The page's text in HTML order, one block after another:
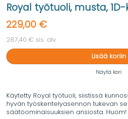
Royal työtuoli, musta,
229,00 €
287,40 € sis. alv
Lisää koriin
Näytä kori
Käytetty Royal työtuoli, siistissä
hyvän työskentelyasennon tukevan
säätöominaisuuksien ansiosta.